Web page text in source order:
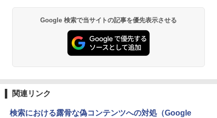
Google 検索で当サイトの記事を優先表示させる
関連リンク
検索における露骨な偽コンテンツへの対処（Google